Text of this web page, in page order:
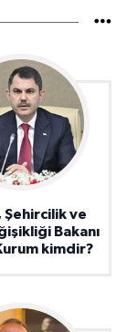
Şehircilik ve
Bakanı
kimdir?